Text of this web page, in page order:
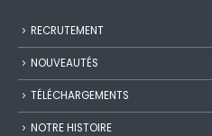
RECRUTEMENT
NOUVEAUTÉS
TÉLÉCHARGEMENTS
NOTRE HISTOIRE